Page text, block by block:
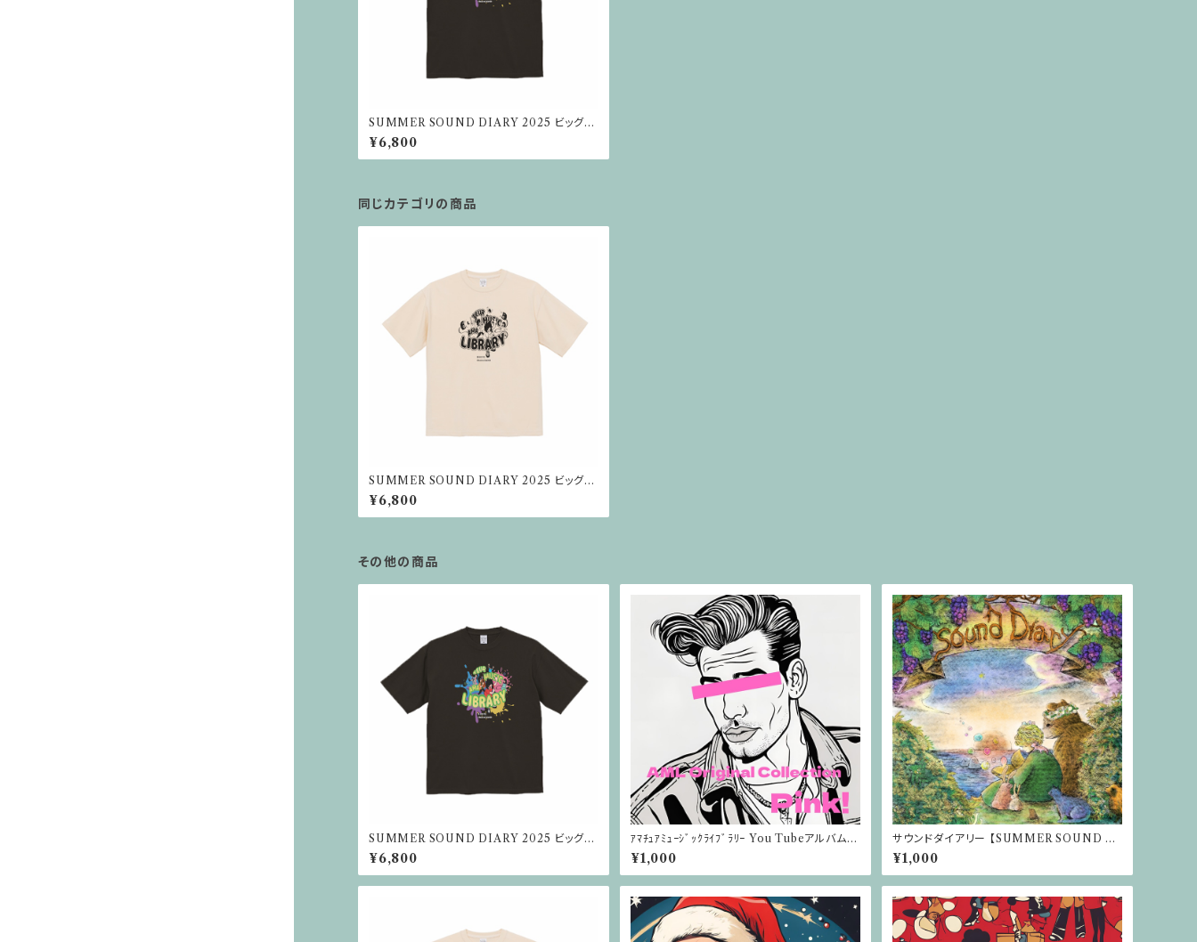
SUMMER SOUND DIARY 2025 ビッグシ
ルエットTシャツ 9.1オンス（スミ）
¥6,800
同じカテゴリの商品
SUMMER SOUND DIARY 2025 ビッグシ
ルエットTシャツ 9.1オンス（ナチュラル）
¥6,800
その他の商品
SUMMER SOUND DIARY 2025 ビッグシ
ルエットTシャツ 9.1オンス（スミ）
¥6,800
ｱﾏﾁｭｱﾐｭｰｼﾞｯｸﾗｲﾌﾞﾗﾘｰ You Tubeアルバム C
D版【Pink】
¥1,000
サウンドダイアリー 【SUMMER SOUND DI
ARY 2025イベントソング】
¥1,000